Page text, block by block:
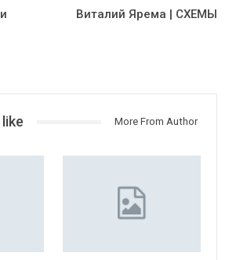
Виталий Ярема | СХЕМЫ
More From Author